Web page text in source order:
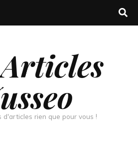
d'articles rien que pour vous !